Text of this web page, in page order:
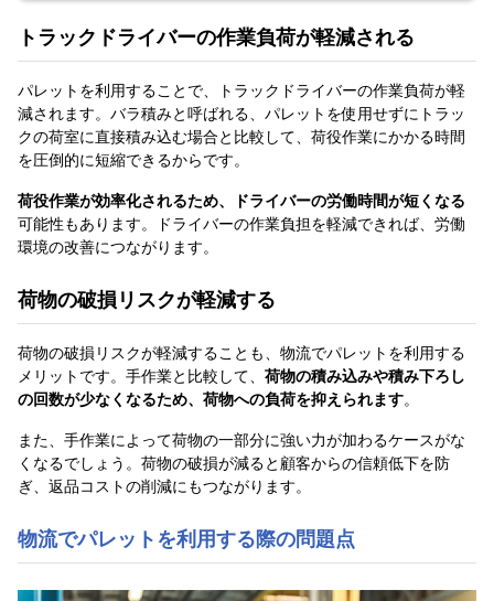
トラックドライバーの作業負荷が軽減される
パレットを利用することで、トラックドライバーの作業負荷が軽
減されます。バラ積みと呼ばれる、パレットを使用せずにトラッ
クの荷室に直接積み込む場合と比較して、荷役作業にかかる時間
を圧倒的に短縮できるからです。
荷役作業が効率化されるため、ドライバーの労働時間が短くなる
可能性もあります。ドライバーの作業負担を軽減できれば、労働
環境の改善につながります。
荷物の破損リスクが軽減する
荷物の破損リスクが軽減することも、物流でパレットを利用する
メリットです。手作業と比較して、 荷物の積み込みや積み下ろし
の回数が少なくなるため、荷物への負荷を抑えられます。
また、手作業によって荷物の一部分に強い力が加わるケースがな
くなるでしょう。荷物の破損が減ると顧客からの信頼低下を防
ぎ、返品コストの削減にもつながります。
物流でパレットを利用する際の問題点